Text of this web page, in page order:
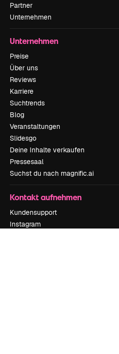
Partner
Unternehmen
Unternehmen
Preise
Über uns
Reviews
Karriere
Suchtrends
Blog
Veranstaltungen
Slidesgo
Deine Inhalte verkaufen
Pressesaal
Suchst du nach magnific.ai
Kontakt aufnehmen
Kundensupport
Instagram